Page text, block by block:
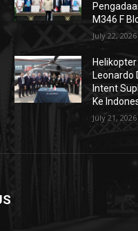
M346 F
July 22, 2026
Leonardo
Intent
Ke
July 21, 2026